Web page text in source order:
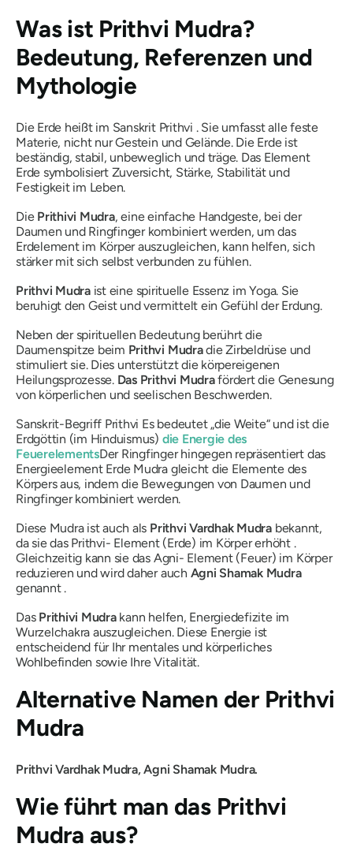
Was ist Prithvi Mudra?
Bedeutung, Referenzen und
Mythologie
Die Erde heißt im Sanskrit Prithvi . Sie umfasst alle feste
Materie, nicht nur Gestein und Gelände. Die Erde ist
beständig, stabil, unbeweglich und träge. Das Element
Erde symbolisiert Zuversicht, Stärke, Stabilität und
Festigkeit im Leben.
Die Prithivi Mudra, eine einfache Handgeste, bei der
Daumen und Ringfinger kombiniert werden, um das
Erdelement im Körper auszugleichen, kann helfen, sich
stärker mit sich selbst verbunden zu fühlen.
Prithvi Mudraist eine spirituelle Essenz im Yoga. Sie
beruhigt den Geist und vermittelt ein Gefühl der Erdung.
Neben der spirituellen Bedeutung berührt die
Daumenspitze beim Prithvi Mudradie Zirbeldrüse und
stimuliert sie. Dies unterstützt die körpereigenen
Heilungsprozesse. Das Prithvi Mudrafördert die Genesung
von körperlichen und seelischen Beschwerden.
Sanskrit-Begriff Prithvi Es bedeutet „die Weite“ und ist die
Erdgöttin (im Hinduismus) die Energie des
FeuerelementsDer Ringfinger hingegen repräsentiert das
Energieelement Erde Mudra gleicht die Elemente des
Körpers aus, indem die Bewegungen von Daumen und
Ringfinger kombiniert werden.
Diese Mudraist auch als Prithvi Vardhak Mudra bekannt,
da sie das Prithvi- Element (Erde) im Körper erhöht .
Gleichzeitig kann sie das Agni- Element (Feuer) im Körper
reduzieren und wird daher auch Agni Shamak Mudra
genannt .
Das Prithivi Mudrakann helfen, Energiedefizite im
Wurzelchakra auszugleichen. Diese Energie ist
entscheidend für Ihr mentales und körperliches
Wohlbefinden sowie Ihre Vitalität.
Alternative Namen der Prithvi
Mudra
Prithvi Vardhak Mudra, Agni Shamak Mudra.
Wie führt man das Prithvi
Mudra aus?